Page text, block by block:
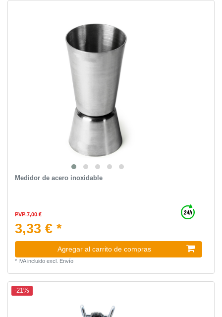
Medidor de acero inoxidable
PVP 7,00 €
3,33 € *
Agregar al carrito de compras
* IVA incluidoexcl. Envío
-21%